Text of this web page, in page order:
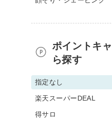
ポイントキ
ら探す
指定なし
楽天スーパーDEAL
得サロ